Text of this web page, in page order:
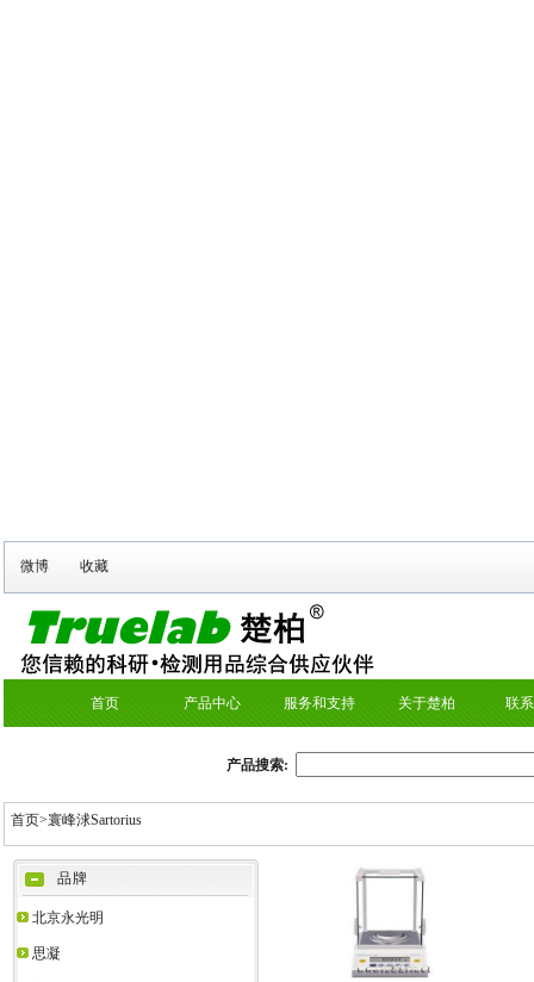
微博 收藏
首页 产品中心 服务和支持 关于楚柏 联
产品搜索:
首页>寰峰浗Sartorius
品牌
北京永光明
思凝